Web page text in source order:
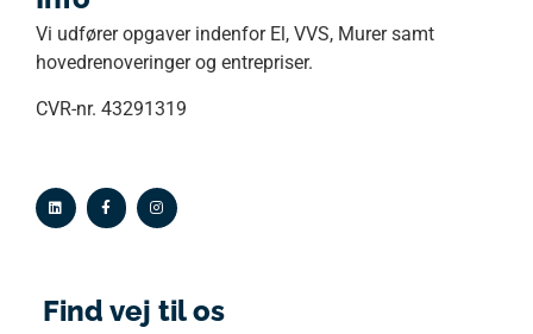
Vi udfører opgaver indenfor El, VVS, Murer samt
hovedrenoveringer og entrepriser.
CVR-nr. 43291319
Find vej til os